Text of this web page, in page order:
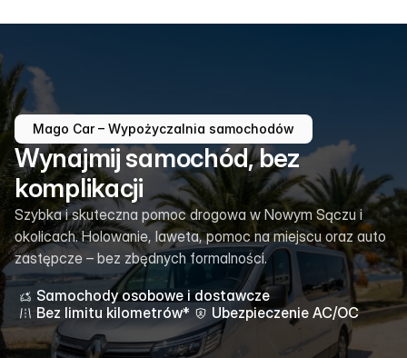
Mago Car – Wypożyczalnia samochodów
Wynajmij samochód, bez
komplikacji
Szybka i skuteczna pomoc drogowa w Nowym Sączu i
okolicach. Holowanie, laweta, pomoc na miejscu oraz auto
zastępcze – bez zbędnych formalności.
Samochody osobowe i dostawcze
Bez limitu kilometrów*
Ubezpieczenie AC/OC